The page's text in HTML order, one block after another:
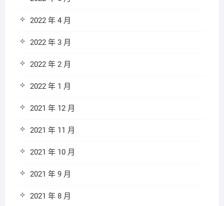
2022 年 4 月
2022 年 3 月
2022 年 2 月
2022 年 1 月
2021 年 12 月
2021 年 11 月
2021 年 10 月
2021 年 9 月
2021 年 8 月